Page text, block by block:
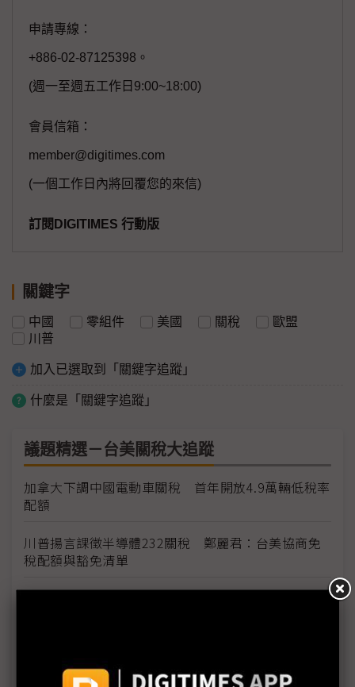
申請專線：
+886-02-87125398。
(週一至週五工作日9:00~18:00)
會員信箱：
member@digitimes.com
(一個工作日內將回覆您的來信)
訂閱DIGITIMES 行動版
關鍵字
中國 零組件 美國 關稅
歐盟
川普
加入已選取到「關鍵字追蹤」
什麼是「關鍵字追蹤」
議題精選－台美關稅大追蹤
加拿大下調中國電動車關稅 首年開放4.9萬輛低稅率
配額
川普揚言課徵半導體232關稅 鄭麗君：台美協商免
稅配額與豁免清單
廠迎利多行情